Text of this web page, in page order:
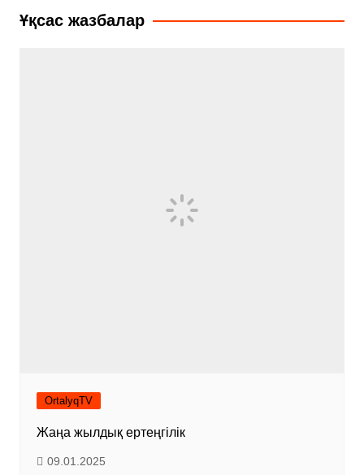
записям
Ұқсас жазбалар
OrtalyqTV
Жаңа жылдық ертеңгілік
09.01.2025